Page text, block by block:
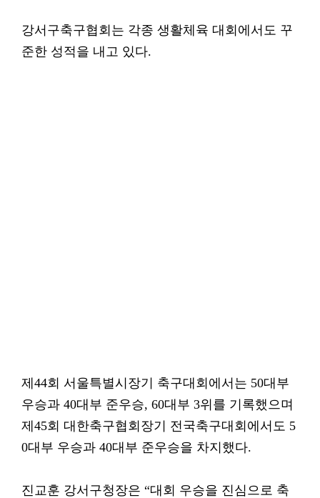
강서구축구협회는 각종 생활체육 대회에서도 꾸
준한 성적을 내고 있다.
제44회 서울특별시장기 축구대회에서는 50대부
우승과 40대부 준우승, 60대부 3위를 기록했으며
제45회 대한축구협회장기 전국축구대회에서도 5
0대부 우승과 40대부 준우승을 차지했다.
진교훈 강서구청장은 “대회 우승을 진심으로 축